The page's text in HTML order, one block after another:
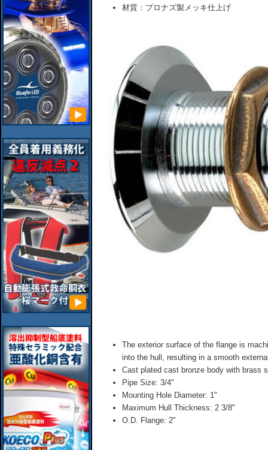
材質：プロナズ製メッキ仕上げ
The exterior surface of the flange is
into the hull, resulting in a smooth
Cast plated cast bronze body with brass
Pipe Size: 3/4"
Mounting Hole Diameter: 1"
Maximum Hull Thickness: 2 3/8"
O.D. Flange: 2"